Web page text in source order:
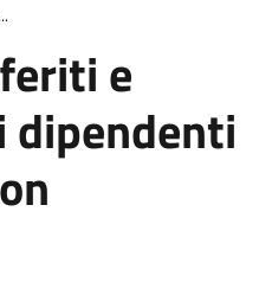
e
dipendenti